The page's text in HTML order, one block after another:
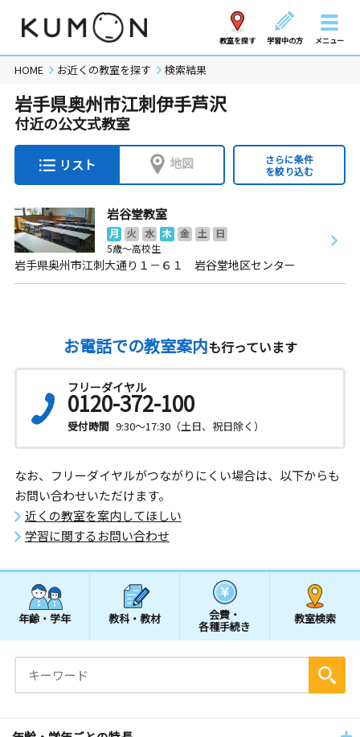
教室を探す 学習中の方 メニュー
HOME お近くの教室を探す 検索結果
岩手県奥州市江刺伊手芦沢
付近の公文式教室
リスト 地図
さらに条件
を絞り込む
岩谷堂教室
月 火 水 木 金 土
日
5歳～高校生
岩手県奥州市江刺大通り１－６１ 岩谷堂地区センター
お電話での教室案内も行っています
フリーダイヤル
0120-372-100
受付時間 9:30～17:30（土日、祝日除く）
なお、フリーダイヤルがつながりにくい場合は、以下からも
お問い合わせいただけます。
近くの教室を案内してほしい
学習に関するお問い合わせ
年齢・学年 教科・教材 会費・
各種手続き
教室検索